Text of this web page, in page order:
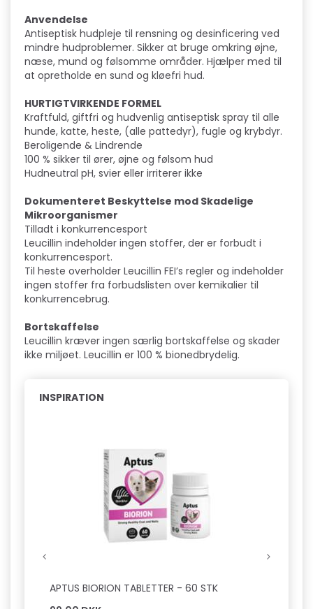
Anvendelse
Antiseptisk hudpleje til rensning og desinficering ved
mindre hudproblemer. Sikker at bruge omkring øjne,
næse, mund og følsomme områder. Hjælper med til
at opretholde en sund og kløefri hud.
HURTIGTVIRKENDE FORMEL
Kraftfuld, giftfri og hudvenlig antiseptisk spray til alle
hunde, katte, heste, (alle pattedyr), fugle og krybdyr.
Beroligende & Lindrende
100 % sikker til ører, øjne og følsom hud
Hudneutral pH, svier eller irriterer ikke
Dokumenteret Beskyttelse mod Skadelige
Mikroorganismer
Tilladt i konkurrencesport
Leucillin indeholder ingen stoffer, der er forbudt i
konkurrencesport.
Til heste overholder Leucillin FEI’s regler og indeholder
ingen stoffer fra forbudslisten over kemikalier til
konkurrencebrug.
Bortskaffelse
Leucillin kræver ingen særlig bortskaffelse og skader
ikke miljøet. Leucillin er 100 % bionedbrydelig.
INSPIRATION
APTUS BIORION TABLETTER - 60 STK